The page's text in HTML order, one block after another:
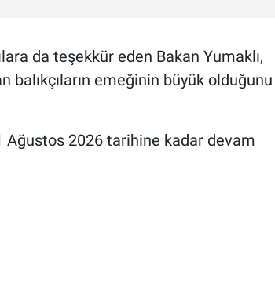
da teşekkür eden Bakan Yumaklı,
balıkçıların emeğinin büyük olduğunu
Ağustos 2026 tarihine kadar devam